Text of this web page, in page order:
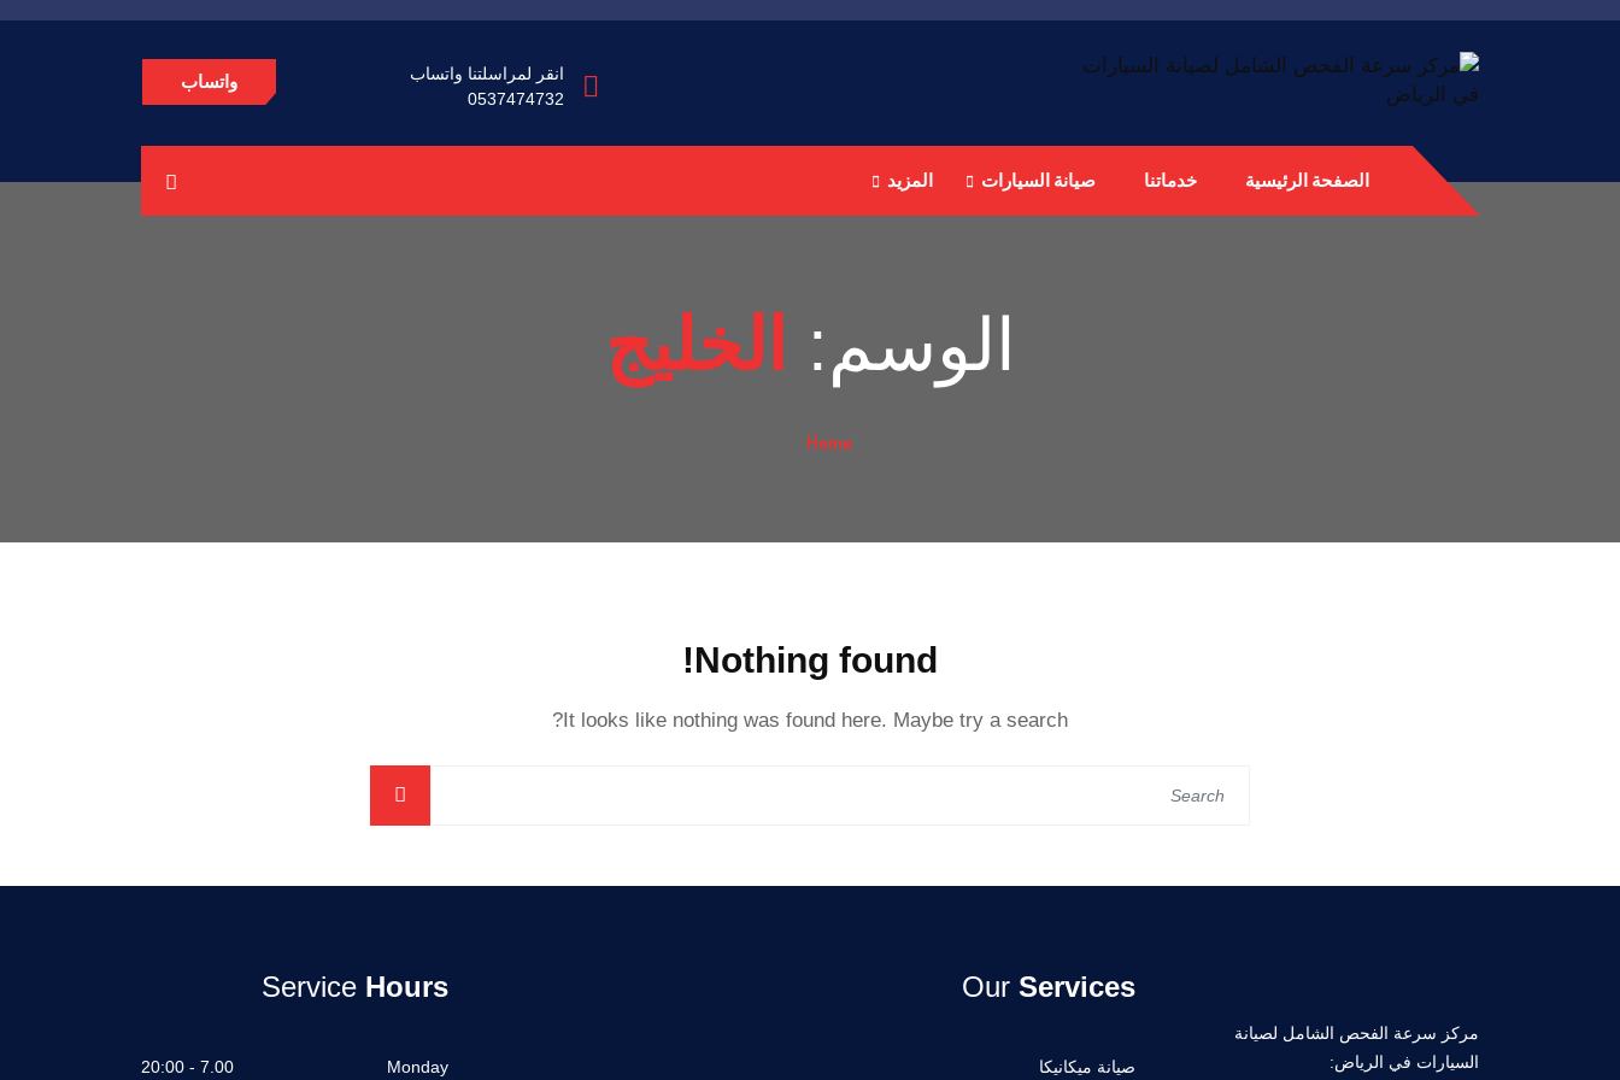
انقر لمراسلتنا واتساب
0537474732
واتساب
الصفحة الرئيسية خدماتنا صيانة السيارات المزيد
الوسم: الخليج
Home
Nothing found!
It looks like nothing was found here. Maybe try a search?
مركز سرعة الفحص الشامل لصيانة
السيارات في الرياض:
Our Services
صيانة ميكانيكا
Service Hours
Monday
7.00 - 20:00